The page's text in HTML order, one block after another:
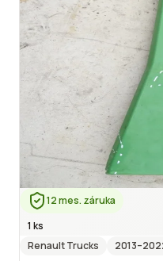
12 mes. záruka
1 ks
Renault Trucks
2013